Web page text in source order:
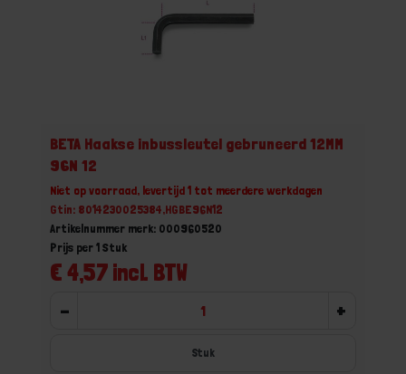
BETA Haakse inbussleutel gebruneerd 12MM
96N 12
Niet op voorraad, levertijd 1 tot meerdere werkdagen
Gtin: 8014230025384,HGBE96N12
Artikelnummer merk: 000960520
€ 4,57 incl. BTW
Prijs per 1 Stuk
- +
Stuk